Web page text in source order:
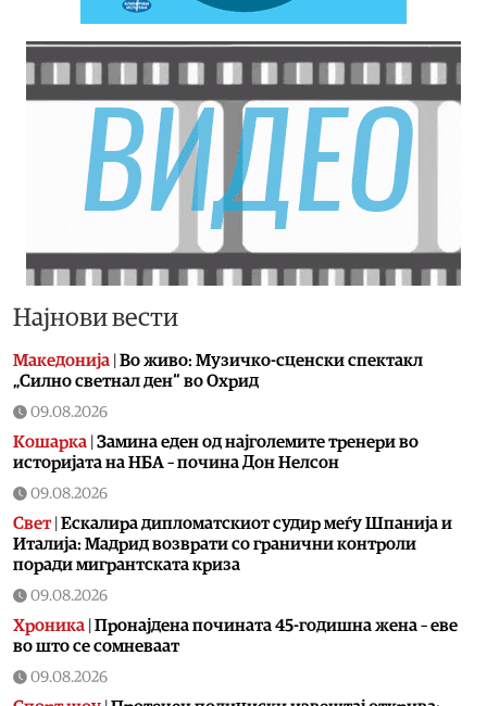
Најнови вести
Македонија Во живо: Музичко-сценски спектакл
„Силно светнал ден“ во Охрид
09.08.2026
Кошарка Замина еден од најголемите тренери во
историјата на НБА – почина Дон Нелсон
09.08.2026
Свет| Ескалира дипломатскиот судир меѓу Шпанија и
Италија: Мадрид возврати со гранични контроли
поради мигрантската криза
09.08.2026
Хроника Пронајдена почината 45-годишна жена – еве
во што се сомневаат
09.08.2026